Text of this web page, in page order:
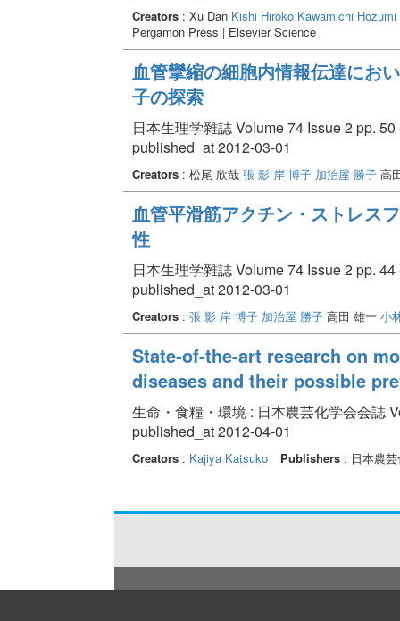
Creators: Xu Dan Kishi Hiroko Kawamichi Hozumi
Pergamon Press | Elsevier Science
血管攣縮の細胞内情報伝達にお
子の探索
日本生理学雜誌 Volume 74 Issue 2 pp. 50
published_at 2012-03-01
Creators: 松尾 欣哉 張 影 岸 博子 加治屋 勝子高
血管平滑筋アクチン・ストレス
性
日本生理学雜誌 Volume 74 Issue 2 pp. 44
published_at 2012-03-01
Creators: 張 影 岸 博子 加治屋 勝子高田 雄一 小
State-of-the-art research on
diseases and their possible
生命・食糧・環境 : 日本農芸化学会会誌
published_at 2012-04-01
Creators: Kajiya Katsuko Publishers: 日本農芸